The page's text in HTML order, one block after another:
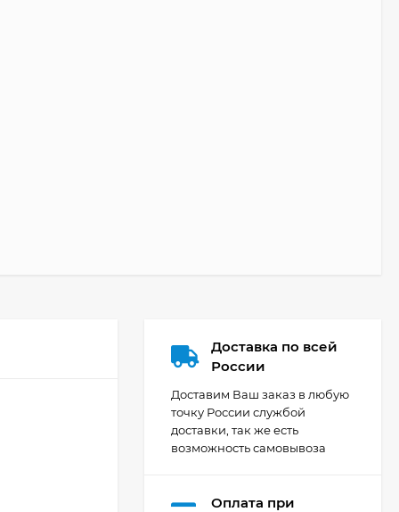
Доставка по всей
России
Доставим Ваш заказ в любую
точку России службой
доставки, так же есть
возможность самовывоза
Оплата при